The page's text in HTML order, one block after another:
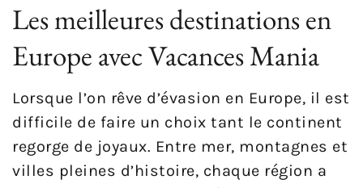
Les meilleures destinations en
Europe avec Vacances Mania
Lorsque l’on rêve d’évasion en Europe, il est
difficile de faire un choix tant le continent
regorge de joyaux. Entre mer, montagnes et
villes pleines d’histoire, chaque région a